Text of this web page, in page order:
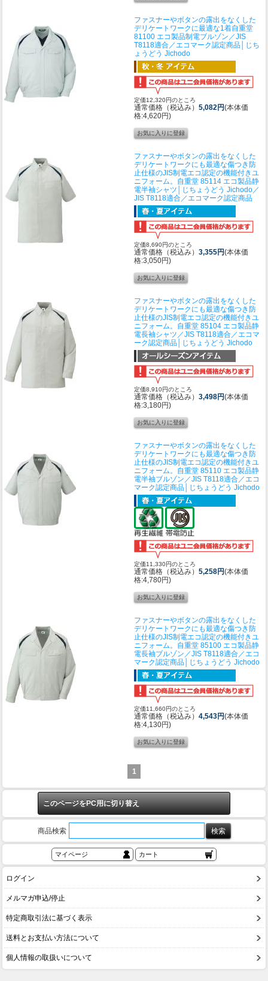
ファスナーやボタンの露出をなくした
デリケートワークに最適な1着自重堂
81100 エコ製品制電ブルゾン／JIS
T8118適合／エコマーク認定商品│じち
ょうどう Jichodo
定価12,320円のところ
通常価格（税込み） 5,082円(本体価
格:4,620円)
ファスナーやボタンの露出をなくした
デリケートワークにも最適な傷つき防
止仕様のJIS制電エコ認定の機能付きユ
ニフォーム。 自重堂 85114 エコ製品静
電半袖シャツ│じちょうどう Jichodo／
JIS T8118適合／エコマーク認定商品
定価8,690円のところ
通常価格（税込み） 3,355円(本体価
格:3,050円)
ファスナーやボタンの露出をなくした
デリケートワークにも最適な傷つき防
止仕様のJIS制電エコ認定の機能付きユ
ニフォーム。 自重堂 85104 エコ製品静
電長袖シャツ／JIS T8118適合／エコマ
ーク認定商品│じちょうどう Jichodo
定価8,910円のところ
通常価格（税込み） 3,498円(本体価
格:3,180円)
ファスナーやボタンの露出をなくした
デリケートワークにも最適な傷つき防
止仕様のJIS制電エコ認定の機能付きユ
ニフォーム。 自重堂 85110 エコ製品静
電半袖ブルゾン／JIS T8118適合／エコ
マーク認定商品│じちょうどう Jichodo
定価11,330円のところ
通常価格（税込み） 5,258円(本体価
格:4,780円)
ファスナーやボタンの露出をなくした
デリケートワークにも最適な傷つき防
止仕様のJIS制電エコ認定の機能付きユ
ニフォーム。 自重堂 85100 エコ製品静
電長袖ブルゾン／JIS T8118適合／エコ
マーク認定商品│じちょうどう Jichodo
定価11,660円のところ
通常価格（税込み） 4,543円(本体価
格:4,130円)
1
このページをPC用に切り替え
商品検索
マイページ カート
ログイン
メルマガ申込/停止
特定商取引法に基づく表示
送料とお支払い方法について
個人情報の取扱いについて